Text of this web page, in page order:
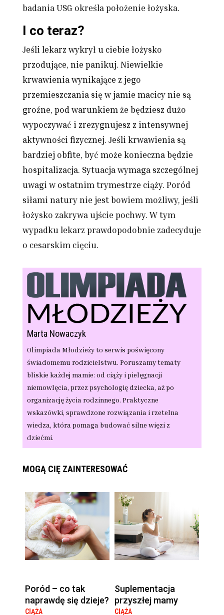
badania USG określa położenie łożyska.
I co teraz?
Jeśli lekarz wykrył u ciebie łożysko
przodujące, nie panikuj. Niewielkie
krwawienia wynikające z jego
przemieszczania się w jamie macicy nie są
groźne, pod warunkiem że będziesz dużo
wypoczywać i zrezygnujesz z intensywnej
aktywności fizycznej. Jeśli krwawienia są
bardziej obfite, być może konieczna będzie
hospitalizacja. Sytuacja wymaga szczególnej
uwagi w ostatnim trymestrze ciąży. Poród
siłami natury nie jest bowiem możliwy, jeśli
łożysko zakrywa ujście pochwy. W tym
wypadku lekarz prawdopodobnie zadecyduje
o cesarskim cięciu.
Marta Nowaczyk
Olimpiada Młodzieży to serwis poświęcony
świadomemu rodzicielstwu. Poruszamy tematy
bliskie każdej mamie: od ciąży i pielęgnacji
niemowlęcia, przez psychologię dziecka, aż po
organizację życia rodzinnego. Praktyczne
wskazówki, sprawdzone rozwiązania i rzetelna
wiedza, która pomaga budować silne więzi z
dziećmi.
MOGĄ CIĘ ZAINTERESOWAĆ
Poród – co tak
naprawdę się dzieje?
CIĄŻA
Suplementacja
przyszłej mamy
CIĄŻA